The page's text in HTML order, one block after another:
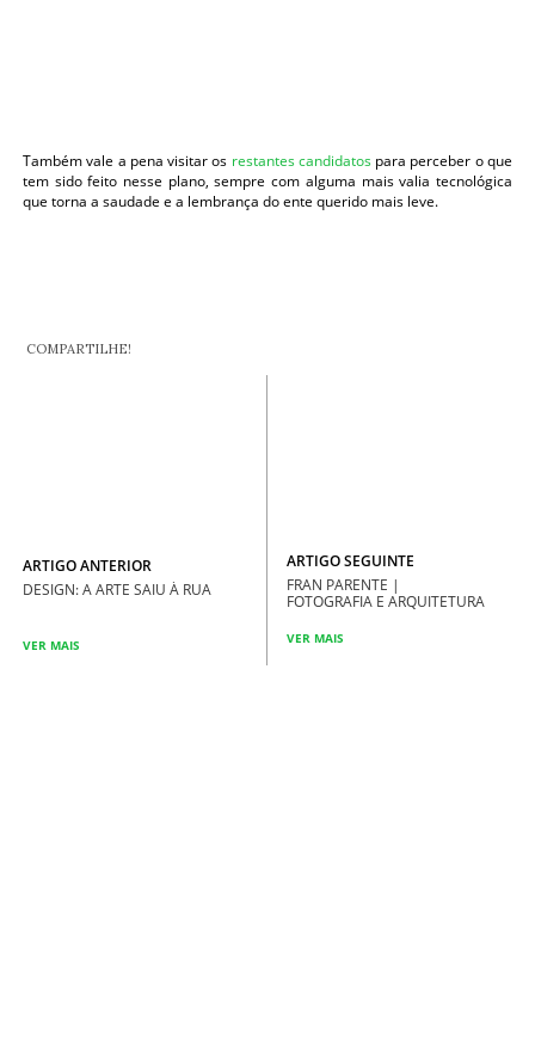
Também vale a pena visitar os restantes candidatospara perceber o que
tem sido feito nesse plano, sempre com alguma mais valia tecnológica
que torna a saudade e a lembrança do ente querido mais leve.
COMPARTILHE!
ARTIGO ANTERIOR
DESIGN: A ARTE SAIU À RUA
VER MAIS
ARTIGO SEGUINTE
FRAN PARENTE |
FOTOGRAFIA E ARQUITETURA
VER MAIS